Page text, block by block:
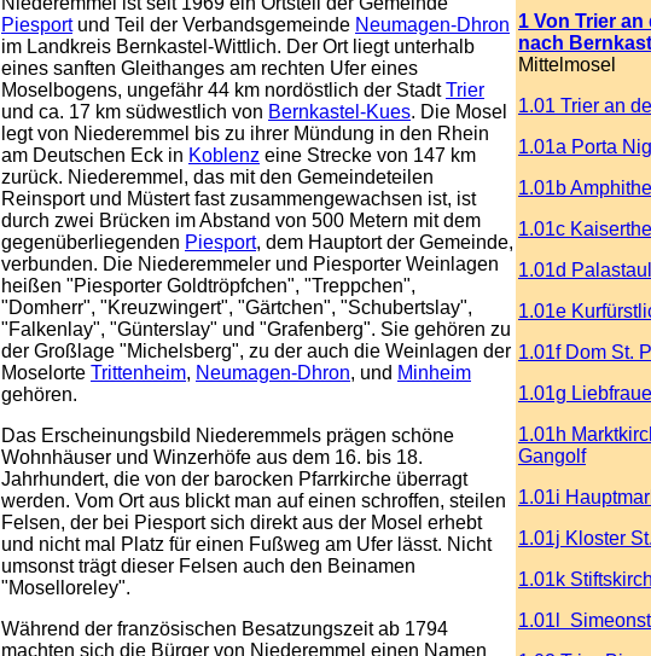
Piesportund Teil der Verbandsgemeinde Neumagen-Dhron
im Landkreis Bernkastel-Wittlich. Der Ort liegt unterhalb
eines sanften Gleithanges am rechten Ufer eines
Moselbogens, ungefähr 44 km nordöstlich der StadtTrier
und ca. 17 km südwestlich von Bernkastel-Kues. Die Mosel
legt von Niederemmel bis zu ihrer Mündung in den Rhein
am Deutschen Eck in Koblenz eine Strecke von 147 km
zurück. Niederemmel, das mit den Gemeindeteilen
Reinsport und Müstert fast zusammengewachsen ist, ist
durch zwei Brücken im Abstand von 500 Metern mit dem
gegenüberliegenden Piesport, dem Hauptort der Gemeinde,
verbunden. Die Niederemmeler und Piesporter Weinlagen
heißen "Piesporter Goldtröpfchen", "Treppchen",
"Domherr", "Kreuzwingert", "Gärtchen", "Schubertslay",
"Falkenlay", "Günterslay" und "Grafenberg". Sie gehören zu
der Großlage "Michelsberg", zu der auch die Weinlagen der
Moselorte Trittenheim, Neumagen-Dhron, und Minheim
gehören.
Das Erscheinungsbild Niederemmels prägen schöne
Wohnhäuser und Winzerhöfe aus dem 16. bis 18.
Jahrhundert, die von der barocken Pfarrkirche überragt
werden. Vom Ort aus blickt man auf einen schroffen, steilen
Felsen, der bei Piesport sich direkt aus der Mosel erhebt
und nicht mal Platz für einen Fußweg am Ufer lässt. Nicht
umsonst trägt dieser Felsen auch den Beinamen
"Moselloreley".
Während der französischen Besatzungszeit ab 1794
machten sich die Bürger von Niederemmel einen Namen
1 Von Trier an
nach
Mittelmosel
1.01 Trier an
1.01a Porta
1.01b
1.01c
1.01d
1.01e
1.01f Dom St.
1.01g
1.01h
Gangolf
1.01i
1.01j Kloster
1.01k
1.01l